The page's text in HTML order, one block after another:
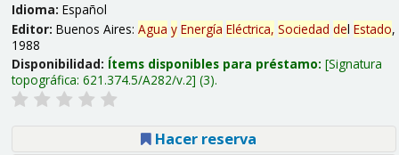
Idioma: Español
Editor: Buenos Aires: Agua y Energía Eléctrica, Sociedad del Estado,
1988
Disponibilidad: Ítems disponibles para préstamo: Signatura
topográfica: 621.374.5/A282/v.2 (3).
Hacer reserva